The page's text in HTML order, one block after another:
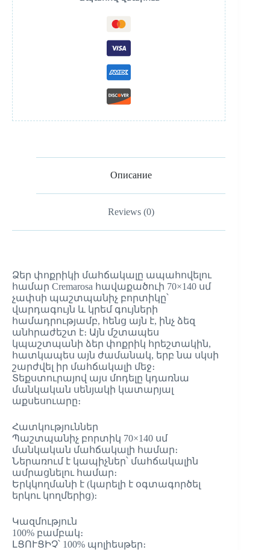
Описание
Reviews (0)
Ձեր փոքրիկի մահճակալը ապահովելու
համար Cremarosa հավաքածուի 70×140 սմ
չափսի պաշտպանիչ բորտիկը՝
վարդագույն և կրեմ գույների
համադրությամբ, հենց այն է, ինչ ձեզ
անհրաժեշտ է։ Այն մշտապես
կպաշտպանի ձեր փոքրիկ հրեշտակին,
հատկապես այն ժամանակ, երբ նա սկսի
շարժվել իր մահճակալի մեջ։
Տեքստուրայով այս մոդելը կդառնա
մանկական սենյակի կատարյալ
աքսեսուարը։
Հատկություններ
Պաշտպանիչ բորտիկ 70×140 սմ
մանկական մահճակալի համար։
Ներառում է կապիչներ՝ մահճակալին
ամրացնելու համար։
Երկկողմանի է (կարելի է օգտագործել
երկու կողմերից)։
Կազմություն
100% բամբակ։
ԼՑՈՒՑԻՉ՝ 100% պոլիեսթեր։